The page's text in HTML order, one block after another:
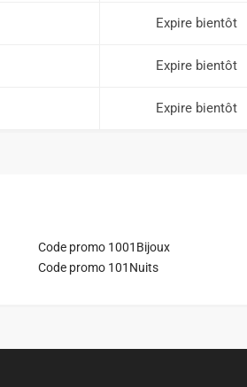
Expire bientôt
Expire bientôt
Expire bientôt
Code promo 1001Bijoux
Code promo 101Nuits